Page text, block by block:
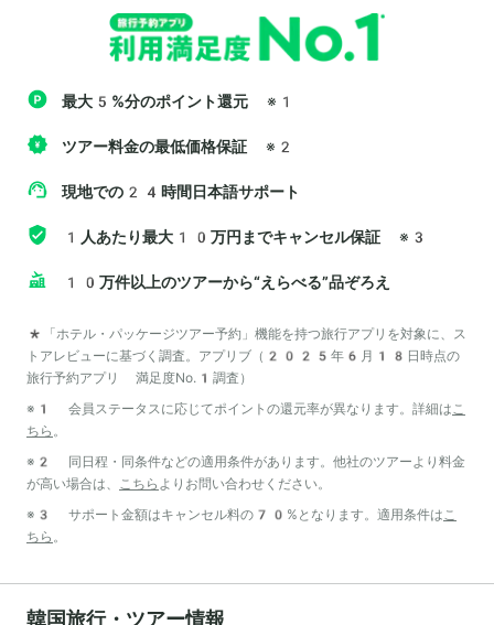
最大5%分のポイント還元 ※1
ツアー料金の最低価格保証 ※2
現地での24時間日本語サポート
1人あたり最大10万円までキャンセル保証 ※3
10万件以上のツアーから“えらべる”品ぞろえ
*「ホテル・パッケージツアー予約」機能を持つ旅行アプリを対象に、ス
トアレビューに基づく調査。アプリブ（2025年6月18日時点の
旅行予約アプリ 満足度No.1調査）
※1 会員ステータスに応じてポイントの還元率が異なります。詳細は こ
ちら 。
※2 同日程・同条件などの適用条件があります。他社のツアーより料金
が高い場合は、
こちら よりお問い合わせください。
※3 サポート金額はキャンセル料の70%となります。適用条件は こ
ちら 。
韓国旅行・ツアー情報